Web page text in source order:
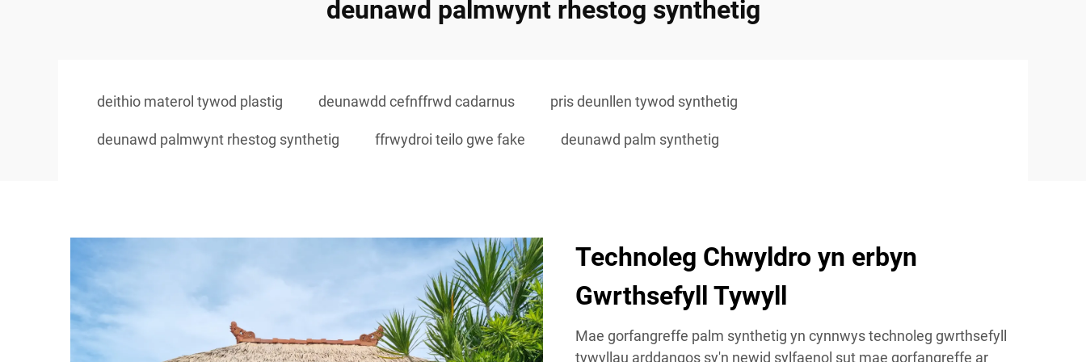
deunawd palmwynt rhestog synthetig
deithio materol tywod plastig deunawdd cefnffrwd cadarnus pris deunllen tywod synthetig
deunawd palmwynt rhestog synthetig ffrwydroi teilo gwe fake deunawd palm synthetig
Technoleg Chwyldro yn erbyn
Gwrthsefyll Tywyll
Mae gorfangreffe palm synthetig yn cynnwys technoleg gwrthsefyll
tywyllau arddangos sy'n newid sylfaenol sut mae gorfangreffe ar